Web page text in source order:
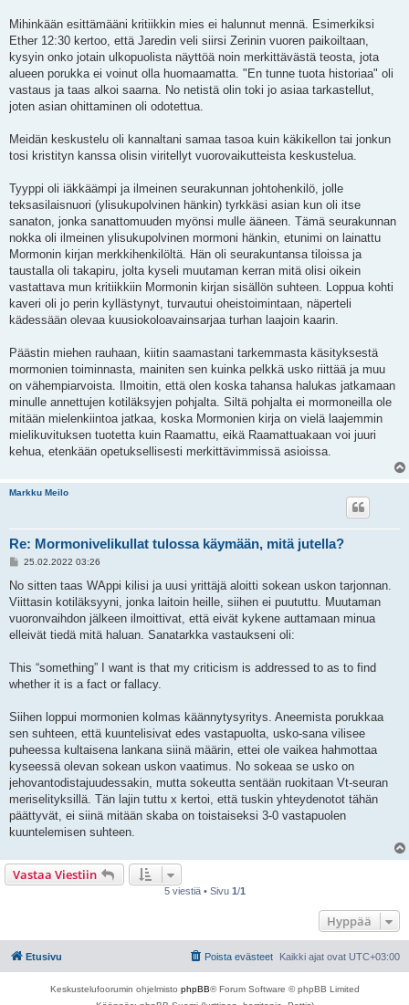
Mihinkään esittämääni kritiikkin mies ei halunnut mennä. Esimerkiksi
Ether 12:30 kertoo, että Jaredin veli siirsi Zerinin vuoren paikoiltaan,
kysyin onko jotain ulkopuolista näyttöä noin merkittävästä teosta, jota
alueen porukka ei voinut olla huomaamatta. "En tunne tuota historiaa" oli
vastaus ja taas alkoi saarna. No netistä olin toki jo asiaa tarkastellut,
joten asian ohittaminen oli odotettua.
Meidän keskustelu oli kannaltani samaa tasoa kuin käkikellon tai jonkun
tosi kristityn kanssa olisin viritellyt vuorovaikutteista keskustelua.
Tyyppi oli iäkkäämpi ja ilmeinen seurakunnan johtohenkilö, jolle
teksasilaisnuori (ylisukupolvinen hänkin) tyrkkäsi asian kun oli itse
sanaton, jonka sanattomuuden myönsi mulle ääneen. Tämä seurakunnan
nokka oli ilmeinen ylisukupolvinen mormoni hänkin, etunimi on lainattu
Mormonin kirjan merkkihenkilöltä. Hän oli seurakuntansa tiloissa ja
taustalla oli takapiru, jolta kyseli muutaman kerran mitä olisi oikein
vastattava mun kritiikkiin Mormonin kirjan sisällön suhteen. Loppua kohti
kaveri oli jo perin kyllästynyt, turvautui oheistoimintaan, näperteli
kädessään olevaa kuusiokoloavainsarjaa turhan laajoin kaarin.
Päästin miehen rauhaan, kiitin saamastani tarkemmasta käsityksestä
mormonien toiminnasta, mainiten sen kuinka pelkkä usko riittää ja muu
on vähempiarvoista. Ilmoitin, että olen koska tahansa halukas jatkamaan
minulle annettujen kotiläksyjen pohjalta. Siltä pohjalta ei mormoneilla ole
mitään mielenkiintoa jatkaa, koska Mormonien kirja on vielä laajemmin
mielikuvituksen tuotetta kuin Raamattu, eikä Raamattuakaan voi juuri
kehua, etenkään opetuksellisesti merkittävimmissä asioissa.
Markku Meilo
Re: Mormonivelikullat tulossa käymään, mitä jutella?
V
e
t
i
25.02.2022 03:26
No sitten taas WAppi kilisi ja uusi yrittäjä aloitti sokean uskon tarjonnan.
Viittasin kotiläksyyni, jonka laitoin heille, siihen ei puututtu. Muutaman
vuoronvaihdon jälkeen ilmoittivat, että eivät kykene auttamaan minua
elleivät tiedä mitä haluan. Sanatarkka vastaukseni oli:
This “something” I want is that my criticism is addressed to as to find
whether it is a fact or fallacy.
Siihen loppui mormonien kolmas käännytysyritys. Aneemista porukkaa
sen suhteen, että kuuntelisivat edes vastapuolta, usko-sana vilisee
puheessa kultaisena lankana siinä määrin, ettei ole vaikea hahmottaa
kyseessä olevan sokean uskon vaatimus. No sokeaa se usko on
jehovantodistajuudessakin, mutta sokeutta sentään ruokitaan Vt-seuran
meriselityksillä. Tän lajin tuttu x kertoi, että tuskin yhteydenotot tähän
päättyvät, ei siinä mitään skaba on toistaiseksi 3-0 vastapuolen
kuuntelemisen suhteen.
Vastaa Viestiin
5 viestiä • Sivu 1/1
Hyppää
Etusivu Kaikki ajat ovat UTC+03:00
Poista evästeet
Keskustelufoorumin ohjelmisto phpBB® Forum Software © phpBB Limited